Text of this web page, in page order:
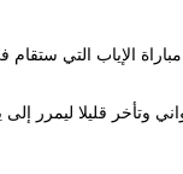
بينية انفرد منها